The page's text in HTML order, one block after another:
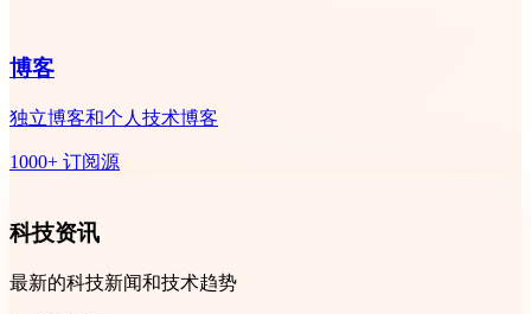
博客
独立博客和个人技术博客
1000+ 订阅源
科技资讯
最新的科技新闻和技术趋势